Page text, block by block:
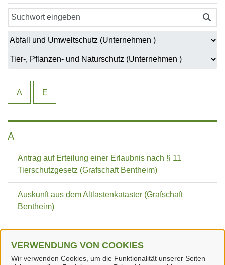
VERWENDUNG VON COOKIES
Wir verwenden Cookies, um die Funktionalität unserer Seiten
A E
A
Antrag auf Erteilung einer Erlaubnis nach § 11
Tierschutzgesetz (Grafschaft Bentheim)
Auskunft aus dem Altlastenkataster (Grafschaft
Bentheim)
Erdaufschluss Anzeige für Brunnen (WHG § 49)